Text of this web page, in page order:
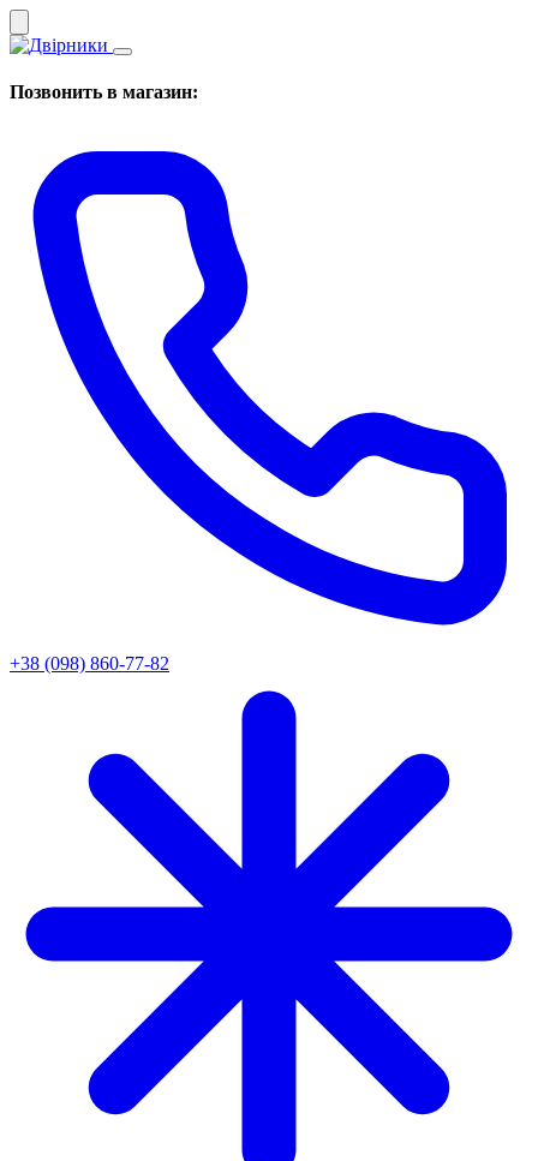
Позвонить в магазин:
+38 (098) 860-77-82